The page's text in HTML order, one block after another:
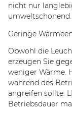
nicht nur
umweltschonend.
Geringe
Obwohl die
erzeugen Sie
weniger Wärme.
während des
angreifen sollte.
Betriebsdauer